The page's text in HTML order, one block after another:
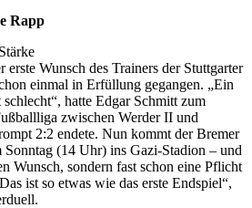
Rapp
Wunsch des Trainers der Stuttgarter
einmal in Erfüllung gegangen. „Ein
hatte Edgar Schmitt zum
zwischen Werder II und
2:2 endete. Nun kommt der Bremer
Sonntag (14 Uhr) ins Gazi-Stadion – und
Wunsch, sondern fast schon eine Pflicht
ist so etwas wie das erste Endspiel“,